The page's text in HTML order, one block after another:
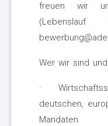
freuen wir
Wer wir sind
·
deutschen,
Mandaten